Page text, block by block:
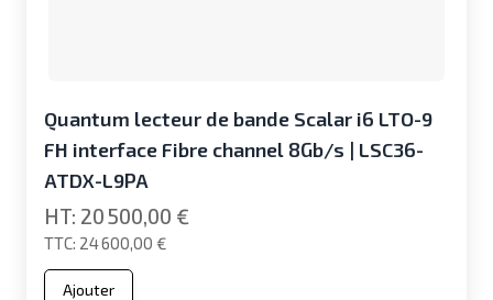
Quantum lecteur de bande Scalar i6 LTO-9
FH interface Fibre channel 8Gb/s | LSC36-
ATDX-L9PA
24 600,00 €
20 500,00 €
Ajouter